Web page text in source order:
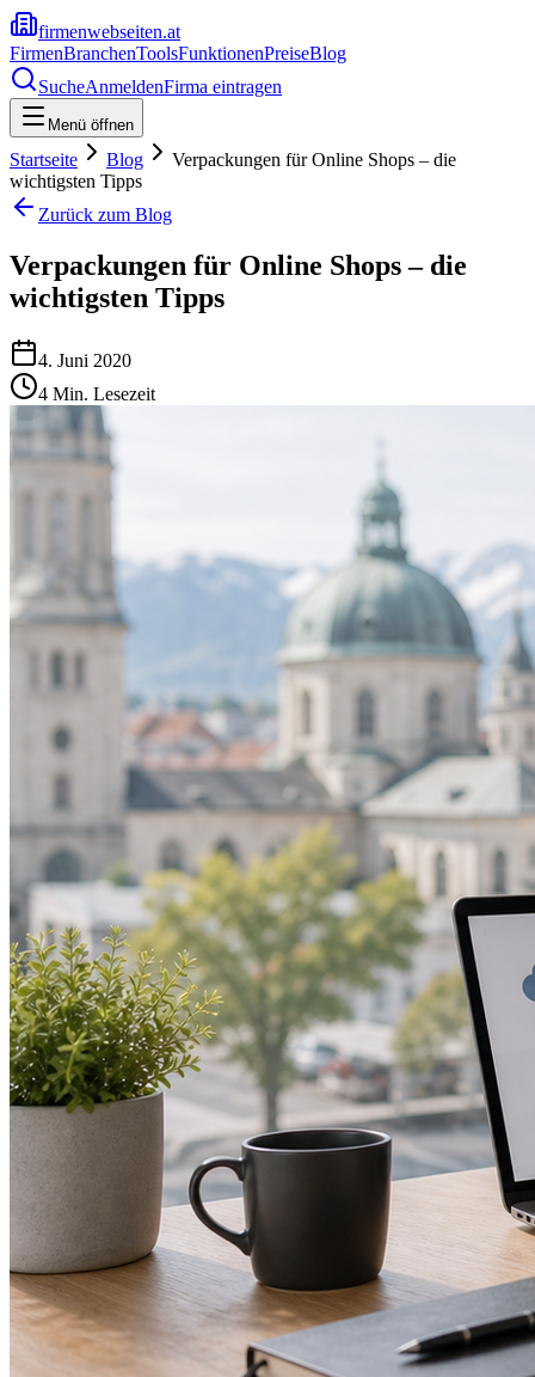
firmenwebseiten.at
FirmenBranchenToolsFunktionenPreiseBlog
SucheAnmeldenFirma eintragen
Menü öffnen
Startseite Blog
Verpackungen für Online Shops – die
wichtigsten Tipps
Zurück zum Blog
Verpackungen für Online Shops – die
wichtigsten Tipps
4. Juni 2020
4 Min. Lesezeit